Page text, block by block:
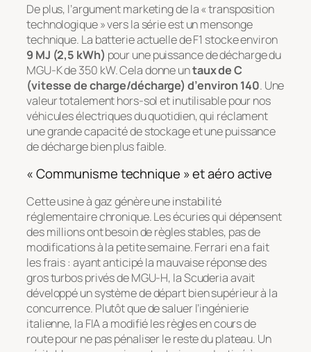
De plus, l’argument marketing de la « transposition
technologique » vers la série est un mensonge
technique. La batterie actuelle de F1 stocke environ
9 MJ (2,5 kWh) pour une puissance de décharge du
MGU-K de 350 kW. Cela donne untaux de C
(vitesse de charge/décharge) d’environ 140. Une
valeur totalement hors-sol et inutilisable pour nos
véhicules électriques du quotidien, qui réclament
une grande capacité de stockage et une puissance
de décharge bien plus faible.
« Communisme technique » et aéro active
Cette usine à gaz génère une instabilité
réglementaire chronique. Les écuries qui dépensent
des millions ont besoin de règles stables, pas de
modifications à la petite semaine. Ferrari en a fait
les frais : ayant anticipé la mauvaise réponse des
gros turbos privés de MGU-H, la Scuderia avait
développé un système de départ bien supérieur à la
concurrence. Plutôt que de saluer l’ingénierie
italienne, la FIA a modifié les règles en cours de
route pour ne pas pénaliser le reste du plateau. Un